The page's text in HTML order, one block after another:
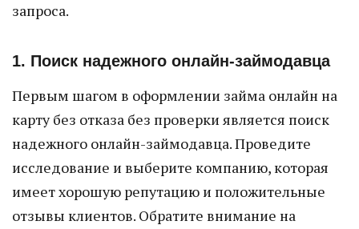
запроса.
1. Поиск надежного онлайн-займодавца
Первым шагом в оформлении займа онлайн на
карту без отказа без проверки является поиск
надежного онлайн-займодавца. Проведите
исследование и выберите компанию, которая
имеет хорошую репутацию и положительные
отзывы клиентов. Обратите внимание на